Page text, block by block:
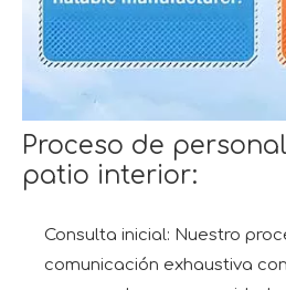
Proceso de
patio interior:
Consulta inicial: Nuestro
comunicación exhaustiva